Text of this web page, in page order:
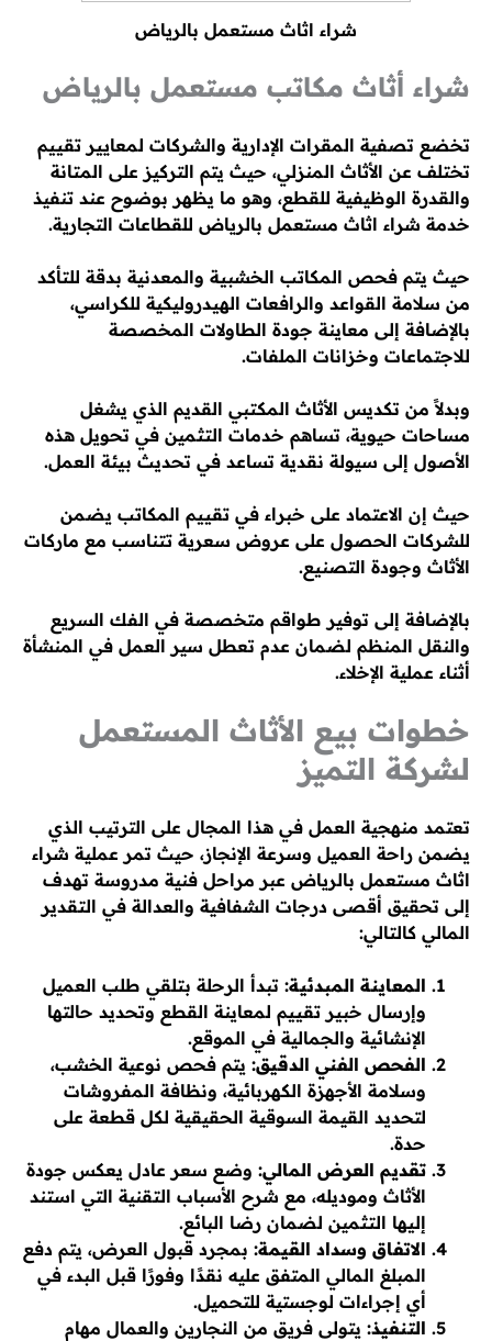
شراء اثاث مستعمل بالرياض
شراء أثاث مكاتب مستعمل بالرياض
تخضع تصفية المقرات الإدارية والشركات لمعايير تقييم
تختلف عن الأثاث المنزلي، حيث يتم التركيز على المتانة
والقدرة الوظيفية للقطع، وهو ما يظهر بوضوح عند تنفيذ
خدمة شراء اثاث مستعمل بالرياض للقطاعات التجارية.
حيث يتم فحص المكاتب الخشبية والمعدنية بدقة للتأكد
من سلامة القواعد والرافعات الهيدروليكية للكراسي،
بالإضافة إلى معاينة جودة الطاولات المخصصة
للاجتماعات وخزانات الملفات.
وبدلاً من تكديس الأثاث المكتبي القديم الذي يشغل
مساحات حيوية، تساهم خدمات التثمين في تحويل هذه
الأصول إلى سيولة نقدية تساعد في تحديث بيئة العمل.
حيث إن الاعتماد على خبراء في تقييم المكاتب يضمن
للشركات الحصول على عروض سعرية تتناسب مع ماركات
الأثاث وجودة التصنيع.
بالإضافة إلى توفير طواقم متخصصة في الفك السريع
والنقل المنظم لضمان عدم تعطل سير العمل في المنشأة
أثناء عملية الإخلاء.
خطوات بيع الأثاث المستعمل
لشركة التميز
تعتمد منهجية العمل في هذا المجال على الترتيب الذي
يضمن راحة العميل وسرعة الإنجاز، حيث تمر عملية شراء
اثاث مستعمل بالرياض عبر مراحل فنية مدروسة تهدف
إلى تحقيق أقصى درجات الشفافية والعدالة في التقدير
المالي كالتالي:
المعاينة المبدئية: تبدأ الرحلة بتلقي طلب العميل
وإرسال خبير تقييم لمعاينة القطع وتحديد حالتها
الإنشائية والجمالية في الموقع.
الفحص الفني الدقيق: يتم فحص نوعية الخشب،
وسلامة الأجهزة الكهربائية، ونظافة المفروشات
لتحديد القيمة السوقية الحقيقية لكل قطعة على
حدة.
تقديم العرض المالي: وضع سعر عادل يعكس جودة
الأثاث وموديله، مع شرح الأسباب التقنية التي استند
إليها التثمين لضمان رضا البائع.
الاتفاق وسداد القيمة: بمجرد قبول العرض، يتم دفع
المبلغ المالي المتفق عليه نقدًا وفورًا قبل البدء في
أي إجراءات لوجستية للتحميل.
التنفيذ: يتولى فريق من النجارين والعمال مهام